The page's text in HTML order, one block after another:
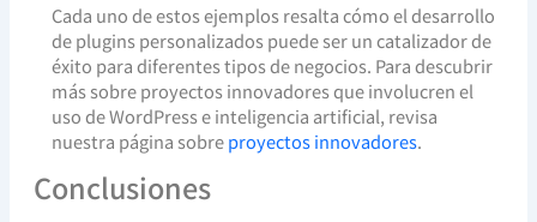
Cada uno de estos ejemplos resalta cómo el desarrollo
de plugins personalizados puede ser un catalizador de
éxito para diferentes tipos de negocios. Para descubrir
más sobre proyectos innovadores que involucren el
uso de WordPress e inteligencia artificial, revisa
nuestra página sobreproyectos innovadores.
Conclusiones